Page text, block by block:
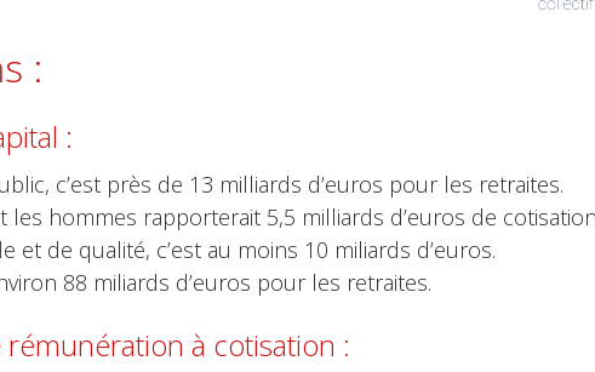
:
:
c’est près de 13 milliards d’euros pour les retraites.
les hommes rapporterait 5,5 milliards d’euros de
de qualité, c’est au moins 10 miliards d’euros.
88 miliards d’euros pour les retraites.
à cotisation :